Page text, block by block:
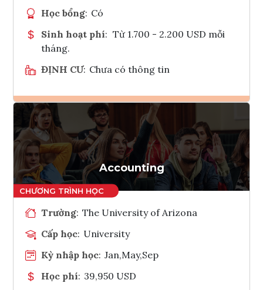
Học bổng: Có
Sinh hoạt phí: Từ 1.700 - 2.200 USD mỗi
tháng.
ĐỊNH CƯ: Chưa có thông tin
Ghi danh
Tham vấn Interlink
Accounting
Trường: The University of Arizona
Cấp học: University
Kỳ nhập học: Jan,May,Sep
Học phí: 39,950 USD